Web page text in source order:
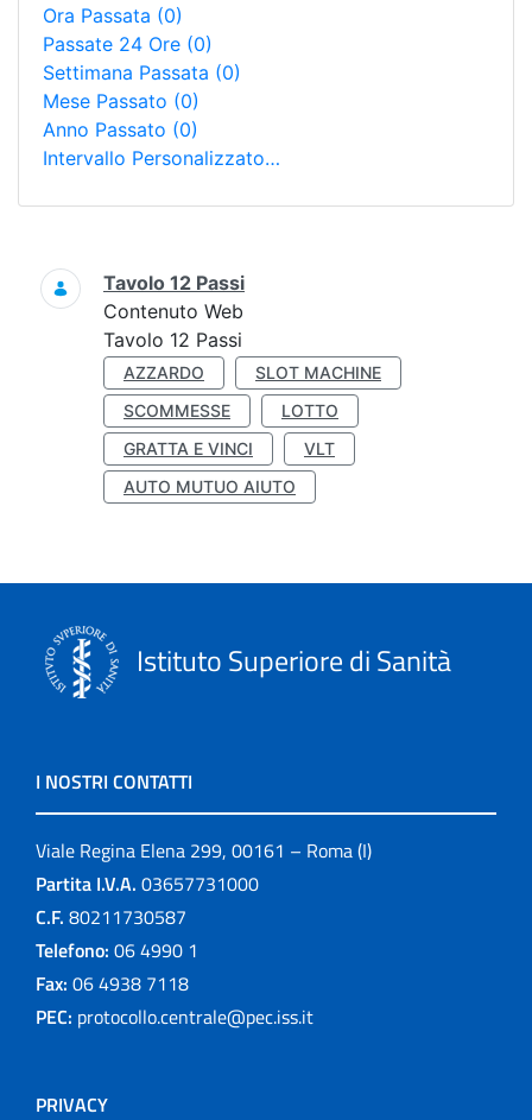
Ora Passata (0)
Passate 24 Ore (0)
Settimana Passata (0)
Mese Passato (0)
Anno Passato (0)
Intervallo Personalizzato…
Ricerca
Tavolo 12 Passi
Contenuto Web
Tavolo 12 Passi
AZZARDO
SLOT MACHINE
SCOMMESSE
LOTTO
GRATTA E VINCI
VLT
AUTO MUTUO AIUTO
Istituto Superiore di Sanità
I NOSTRI CONTATTI
Viale Regina Elena 299, 00161 – Roma (I)
Partita I.V.A. 03657731000
C.F. 80211730587
Telefono: 06 4990 1
Fax: 06 4938 7118
PEC: protocollo.centrale@pec.iss.it
PRIVACY